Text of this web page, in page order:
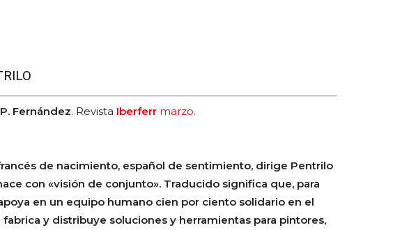
Fernández. Revista Iberferr marzo.
de nacimiento, español de sentimiento, dirige Pentrilo
con «visión de conjunto». Traducido significa que, para
en un equipo humano cien por ciento solidario en el
y distribuye soluciones y herramientas para pintores,